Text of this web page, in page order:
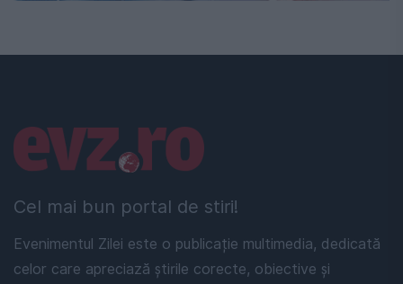
Cel mai bun portal de stiri!
Evenimentul Zilei este o publicație multimedia, dedicată
celor care apreciază știrile corecte, obiective și
Linkuri utile